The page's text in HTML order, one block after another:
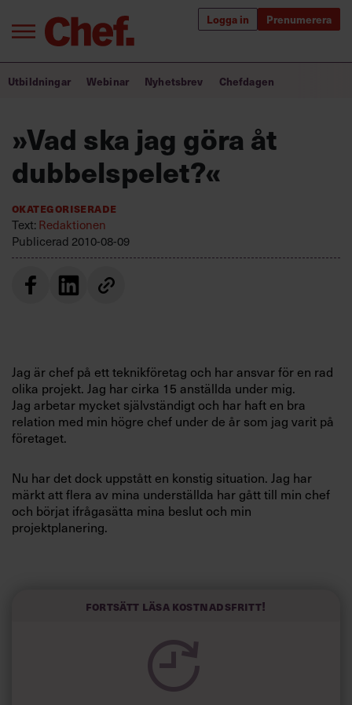
Logga in Prenumerera
Annonsera
Villkor och policy för
personuppgiftsbehandling
Sök
efter:
Bra ledare förändrar världen
Utbildning för ledare
Chefakademin+
Populära utbildningar
Utbildningar Webinar Nyhetsbrev Chefdagen
»Vad ska jag göra åt
dubbelspelet?«
Okategoriserade
Text: Redaktionen
Publicerad 2010-08-09
Jag är chef på ett teknikföretag och har ansvar för en rad
olika projekt. Jag har cirka 15 anställda under mig.
Jag arbetar mycket självständigt och har haft en bra
relation med min högre chef under de år som jag varit på
företaget.
Nu har det dock uppstått en konstig situation. Jag har
märkt att flera av mina underställda har gått till min chef
och börjat ifrågasätta mina beslut och min
projektplanering.
Jag känner mig lurad, både av mina medarbetare som
gått bakom ryggen på mig och av min chef som helt
sonika ändrat mina beslut utan att rådfråga mig. Jag är
orolig över att mina underställda kommer att testa den
Fortsätt läsa kostnadsfritt!